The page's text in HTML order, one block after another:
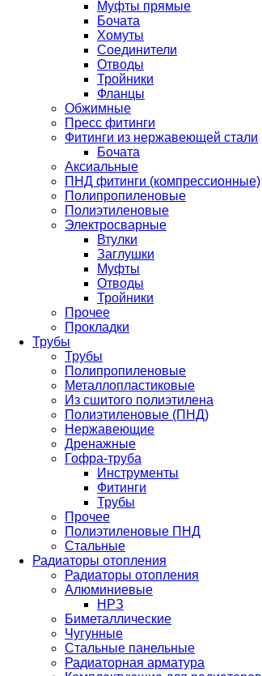
Муфты прямые
Бочата
Хомуты
Соединители
Отводы
Тройники
Фланцы
Обжимные
Пресс фитинги
Фитинги из нержавеющей стали
Бочата
Аксиальные
ПНД фитинги (компрессионные)
Полипропиленовые
Полиэтиленовые
Электросварные
Втулки
Заглушки
Муфты
Отводы
Тройники
Прочее
Прокладки
Трубы
Трубы
Полипропиленовые
Металлопластиковые
Из сшитого полиэтилена
Полиэтиленовые (ПНД)
Нержавеющие
Дренажные
Гофра-труба
Инструменты
Фитинги
Трубы
Прочее
Полиэтиленовые ПНД
Стальные
Радиаторы отопления
Радиаторы отопления
Алюминиевые
НРЗ
Биметаллические
Чугунные
Стальные панельные
Радиаторная арматура